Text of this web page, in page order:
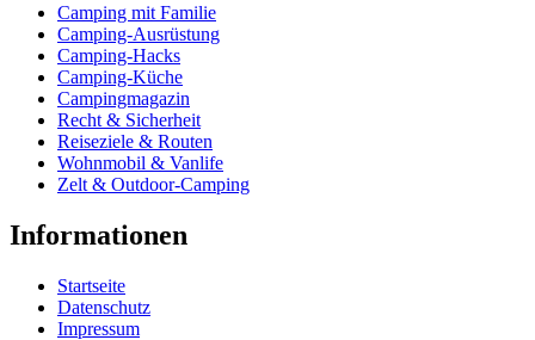
Camping mit Familie
Camping-Ausrüstung
Camping-Hacks
Camping-Küche
Campingmagazin
Recht & Sicherheit
Reiseziele & Routen
Wohnmobil & Vanlife
Zelt & Outdoor-Camping
Informationen
Startseite
Datenschutz
Impressum